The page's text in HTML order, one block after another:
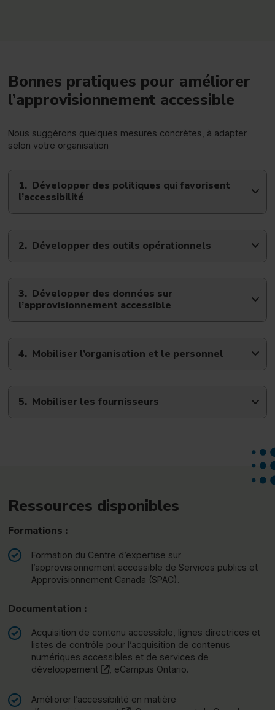
Bonnes pratiques pour améliorer
l’approvisionnement accessible
Nous suggérons quelques mesures concrètes, à adapter
selon votre organisation
Développer des politiques qui favorisent
l’accessibilité
Développer des outils opérationnels
Développer des données sur
l’approvisionnement accessible
Mobiliser l’organisation et le personnel
Mobiliser les fournisseurs
Ressources disponibles
Formations :
Formation du Centre d’expertise sur
l’approvisionnement accessible de Services publics et
Approvisionnement Canada (SPAC).
Documentation :
Acquisition de contenu accessible, lignes directrices et
listes de contrôle pour l’acquisition de contenus
numériques accessibles et de services de
développement
(ce lien s’ouvrira dans une nouvelle
, eCampus Ontario.
Améliorer l’accessibilité en matière